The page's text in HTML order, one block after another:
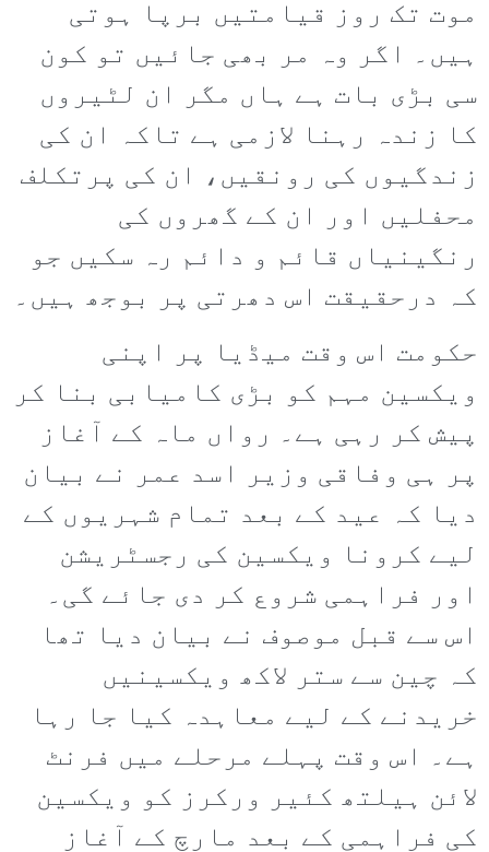
موت تک روز قیامتیں برپا ہوتی
ہیں۔ اگر وہ مر بھی جائیں تو کون
سی بڑی بات ہے ہاں مگر ان لٹیروں
کا زندہ رہنا لازمی ہے تاکہ ان کی
زندگیوں کی رونقیں، ان کی پرتکلف
محفلیں اور ان کے گھروں کی
رنگینیاں قائم و دائم رہ سکیں جو
کہ درحقیقت اس دھرتی پر بوجھ ہیں۔
حکومت اس وقت میڈیا پر اپنی
ویکسین مہم کو بڑی کامیابی بنا کر
پیش کر رہی ہے۔ رواں ماہ کے آغاز
پر ہی وفاقی وزیر اسد عمر نے بیان
دیا کہ عید کے بعد تمام شہریوں کے
لیے کرونا ویکسین کی رجسٹریشن
اور فراہمی شروع کر دی جائے گی۔
اس سے قبل موصوف نے بیان دیا تھا
کہ چین سے ستر لاکھ ویکسینیں
خریدنے کے لیے معاہدہ کیا جا رہا
ہے۔ اس وقت پہلے مرحلے میں فرنٹ
لائن ہیلتھ کئیر ورکرز کو ویکسین
کی فراہمی کے بعد مارچ کے آغاز